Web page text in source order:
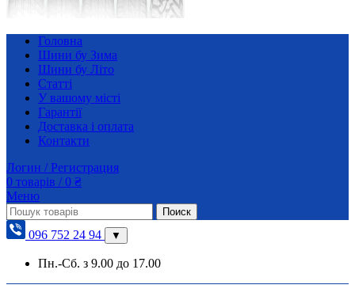
Головна
Шини бу Зима
Шини бу Літо
Статті
У вашому місті
Гарантії
Доставка і оплата
Контакти
Логин / Регистрация
0 товарів / 0 ₴
Меню
Поиск
096 752 24 94 ▼
Пн.-Сб. з 9.00 до 17.00